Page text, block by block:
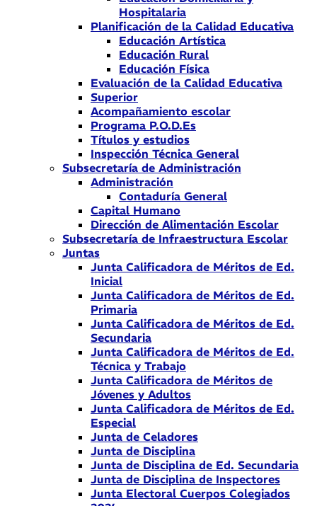
Hospitalaria
Planificación de la Calidad Educativa
Educación Artística
Educación Rural
Educación Física
Evaluación de la Calidad Educativa
Superior
Acompañamiento escolar
Programa P.O.D.Es
Títulos y estudios
Inspección Técnica General
Subsecretaría de Administración
Administración
Contaduría General
Capital Humano
Dirección de Alimentación Escolar
Subsecretaría de Infraestructura Escolar
Juntas
Junta Calificadora de Méritos de Ed.
Inicial
Junta Calificadora de Méritos de Ed.
Primaria
Junta Calificadora de Méritos de Ed.
Secundaria
Junta Calificadora de Méritos de Ed.
Técnica y Trabajo
Junta Calificadora de Méritos de
Jóvenes y Adultos
Junta Calificadora de Méritos de Ed.
Especial
Junta de Celadores
Junta de Disciplina
Junta de Disciplina de Ed. Secundaria
Junta de Disciplina de Inspectores
Junta Electoral Cuerpos Colegiados